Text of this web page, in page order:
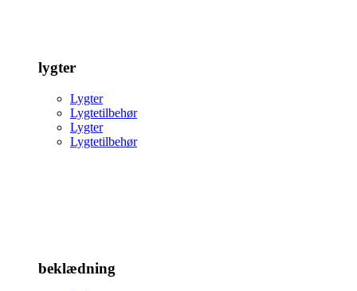
lygter
Lygter
Lygtetilbehør
Lygter
Lygtetilbehør
beklædning